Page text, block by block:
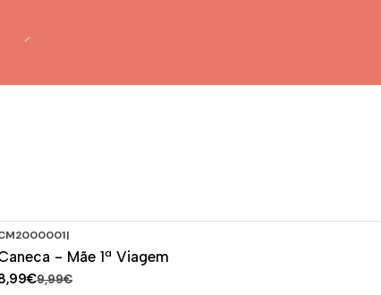
-10% DESCONTO
|
- Mãe 1ª Viagem
9,99€